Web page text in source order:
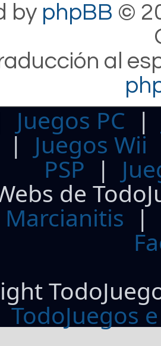
by phpBB ©
al
Juegos PC
Juegos Wii
PSP |
de
Marcianitis |
TodoJuegos